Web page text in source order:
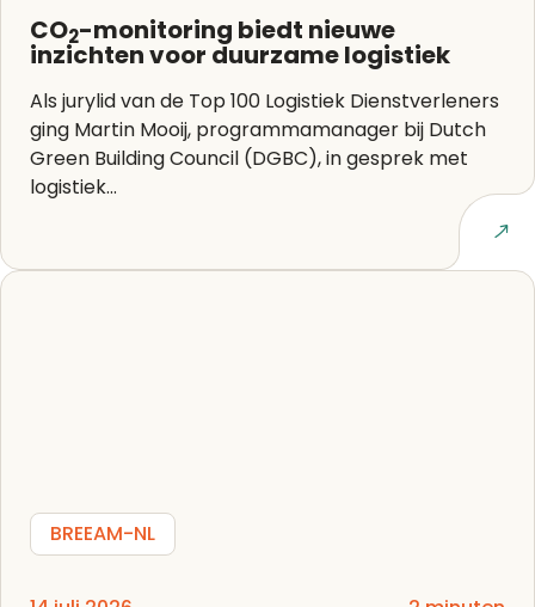
CO2-monitoring biedt nieuwe
inzichten voor duurzame logistiek
Als jurylid van de Top 100 Logistiek Dienstverleners
ging Martin Mooij, programmamanager bij Dutch
Green Building Council (DGBC), in gesprek met
logistiek...
Lees artikel
BREEAM-NL